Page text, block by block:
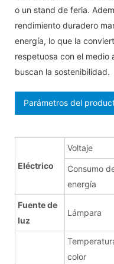
o un stand de feria.
rendimiento duradero
energía, lo que la
respetuosa con el medio
buscan la sostenibilidad.
Parámetros del
Eléctrico
Voltaje
Consumo
energía
Fuente de
luz
Lámpara
color